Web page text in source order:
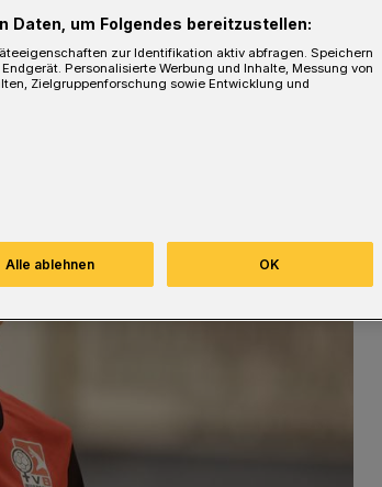
Daten, um Folgendes bereitzustellen:
zur Identifikation aktiv abfragen. Speichern
Personalisierte Werbung und Inhalte, Messung von
Zielgruppenforschung sowie Entwicklung und
Alle ablehnen OK